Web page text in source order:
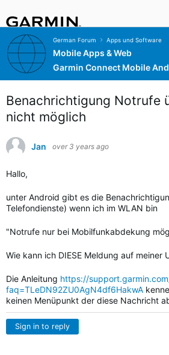
German Forum Apps und Software
Mobile Apps & Web
Garmin Connect Mobile
Benachrichtigung Notrufe
nicht möglich
Jan over 3 years ago
Hallo,
unter Android gibt es die
Telefondienste) wenn ich im WLAN bin
"Notrufe nur bei Mobilfunkabdekung
Wie kann ich DIESE Meldung auf meiner
Die Anleitung https://
faq=TLeDN92ZU0AgN4df6HakwA
keinen Menüpunkt der diese Nachricht
Sign in to reply